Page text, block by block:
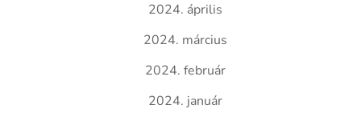
2024. április
2024. március
2024. február
2024. január